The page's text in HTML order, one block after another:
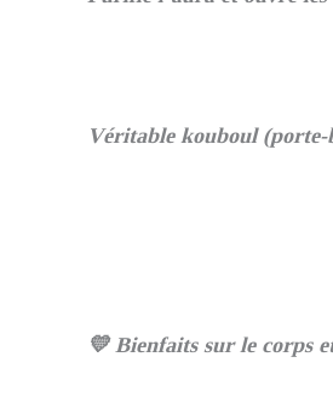
Véritable kouboul (porte-
💛 Bienfaits sur le corps